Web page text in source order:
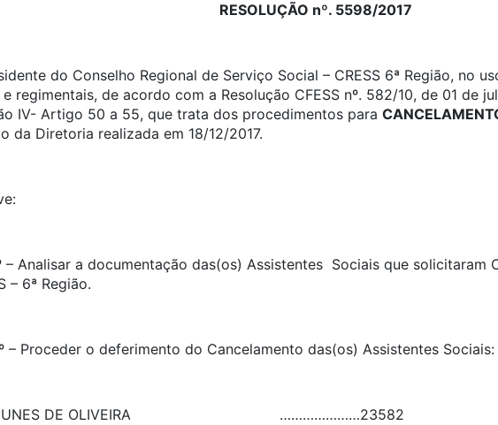
RESOLUÇÃO nº. 5598/2017
do Conselho Regional de Serviço Social – CRESS 6ª Região, no
e regimentais, de acordo com a Resolução CFESS nº. 582/10, de 01 de
IV- Artigo 50 a 55, que trata dos procedimentos para
da Diretoria realizada em 18/12/2017.
– Analisar a documentação das(os) Assistentes Sociais que solicitaram
– 6ª Região.
– Proceder o deferimento do Cancelamento das(os) Assistentes
DE OLIVEIRA …………………23582